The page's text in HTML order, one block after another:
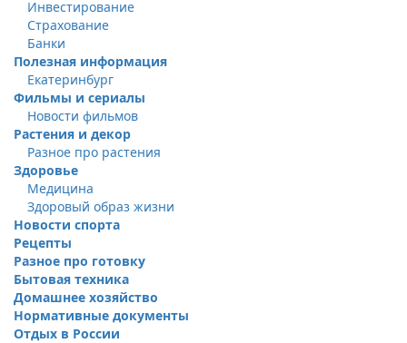
Инвестирование
Страхование
Банки
Полезная информация
Екатеринбург
Фильмы и сериалы
Новости фильмов
Растения и декор
Разное про растения
Здоровье
Медицина
Здоровый образ жизни
Новости спорта
Рецепты
Разное про готовку
Бытовая техника
Домашнее хозяйство
Нормативные документы
Отдых в России